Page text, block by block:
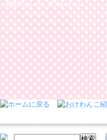
桶狭間のいやし番犬おけわんこ